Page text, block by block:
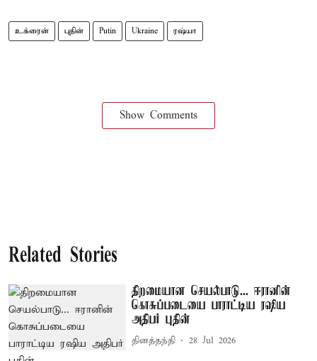
உக்ரைன் புதின் Putin Ukraine ரஷ்யா
Show Comments
Related Stories
திறமையான செயல்பாடு... ஈரானின்
கொசுப்படையை பாராட்டிய ரஷிய
அதிபர் புதின்
தினத்தந்தி 28 Jul 2026